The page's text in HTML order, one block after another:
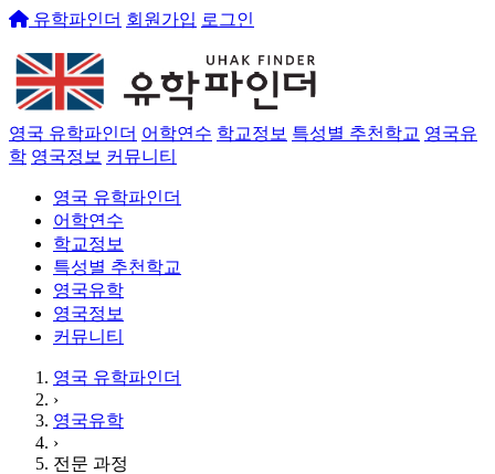
유학파인더 회원가입 로그인
영국 유학파인더 어학연수 학교정보 특성별 추천학교 영국유
학 영국정보 커뮤니티
영국 유학파인더
어학연수
학교정보
특성별 추천학교
영국유학
영국정보
커뮤니티
영국 유학파인더
›
영국유학
›
전문 과정